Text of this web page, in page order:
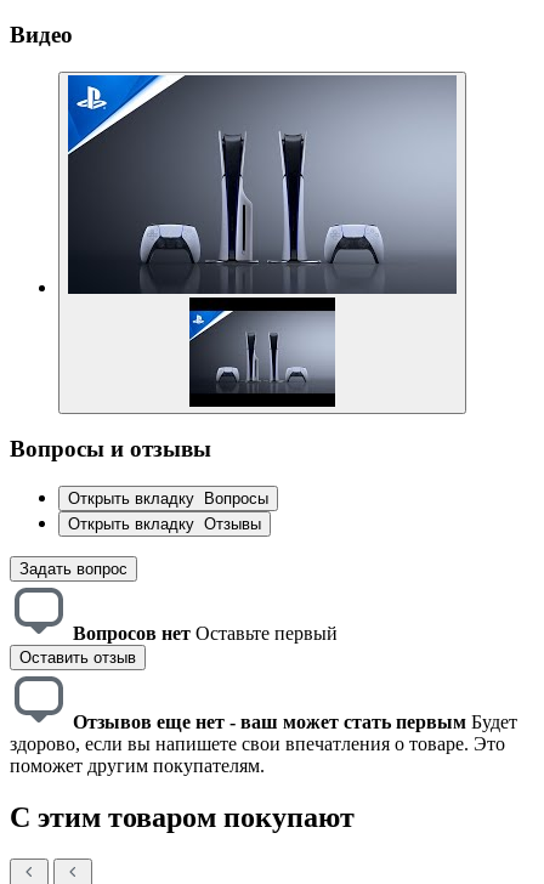
Видео
Вопросы и отзывы
Открыть вкладку
Вопросы
Открыть вкладку Отзывы
Задать вопрос
Вопросов нет Оставьте первый
Оставить отзыв
Отзывов еще нет - ваш может стать первым Будет
здорово, если вы напишете свои впечатления о товаре. Это
поможет другим покупателям.
С этим товаром покупают